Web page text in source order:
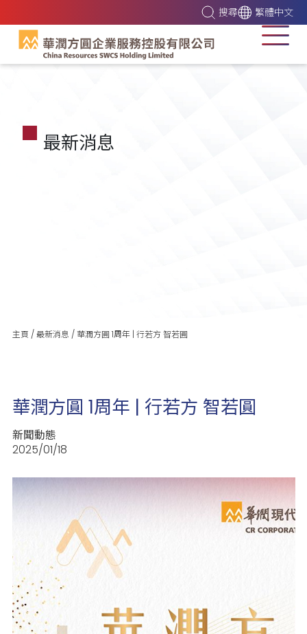
搜尋 繁體中文
最新消息
主頁 /最新消息 /華潤方圓 1周年 | 行若方 智若圓
華潤方圓 1周年 | 行若方 智若圓
新聞動態
2025/01/18